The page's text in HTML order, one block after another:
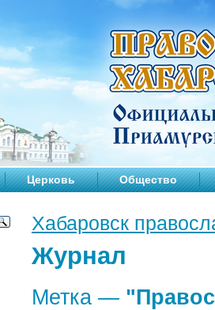
Церковь Общество
Хабаровск
Журнал
Метка —